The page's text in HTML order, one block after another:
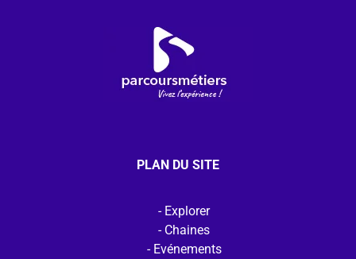
PLAN DU SITE
Explorer
Chaines
Evénements